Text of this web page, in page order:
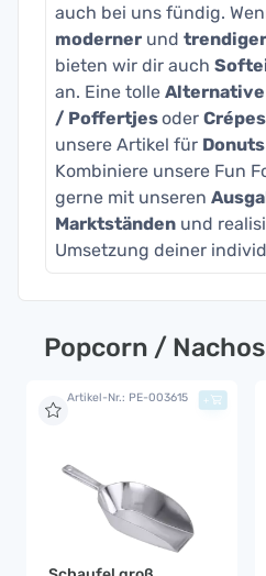
auch bei uns fündig.
moderner und trendiger
bieten wir dir auch
an. Eine tolle Alternative
/ Poffertjesoder
unsere Artikel für
Kombiniere unsere Fun
gerne mit unseren
Marktständen und
Umsetzung deiner
Popcorn / Nachos
Artikel-Nr.: PE-003615 +